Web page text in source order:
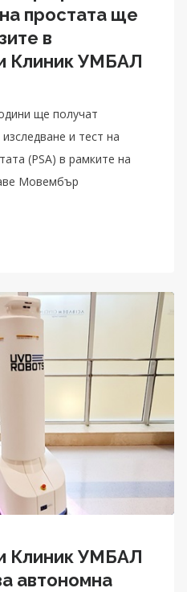
простата ще
в
Клиник УМБАЛ
ще получат
и тест на
(PSA) в рамките на
Мовембър
Клиник УМБАЛ
автономна